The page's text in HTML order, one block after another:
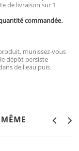
de livraison sur 1
commandée.
munissez-vous
dépôt persiste
de l'eau puis